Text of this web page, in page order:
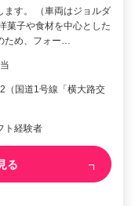
ます。 （車両はジョルダ
菓子や食材を中心とした
ため、フォー…
（国道1号線「横大路交
ト経験者
る